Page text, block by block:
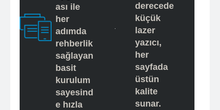
ası ile
her
adımda
rehberlik
sağlayan
basit
kurulum
sayesind
e hızla
derecede
küçük
lazer
yazıcı,
her
sayfada
üstün
kalite
sunar.